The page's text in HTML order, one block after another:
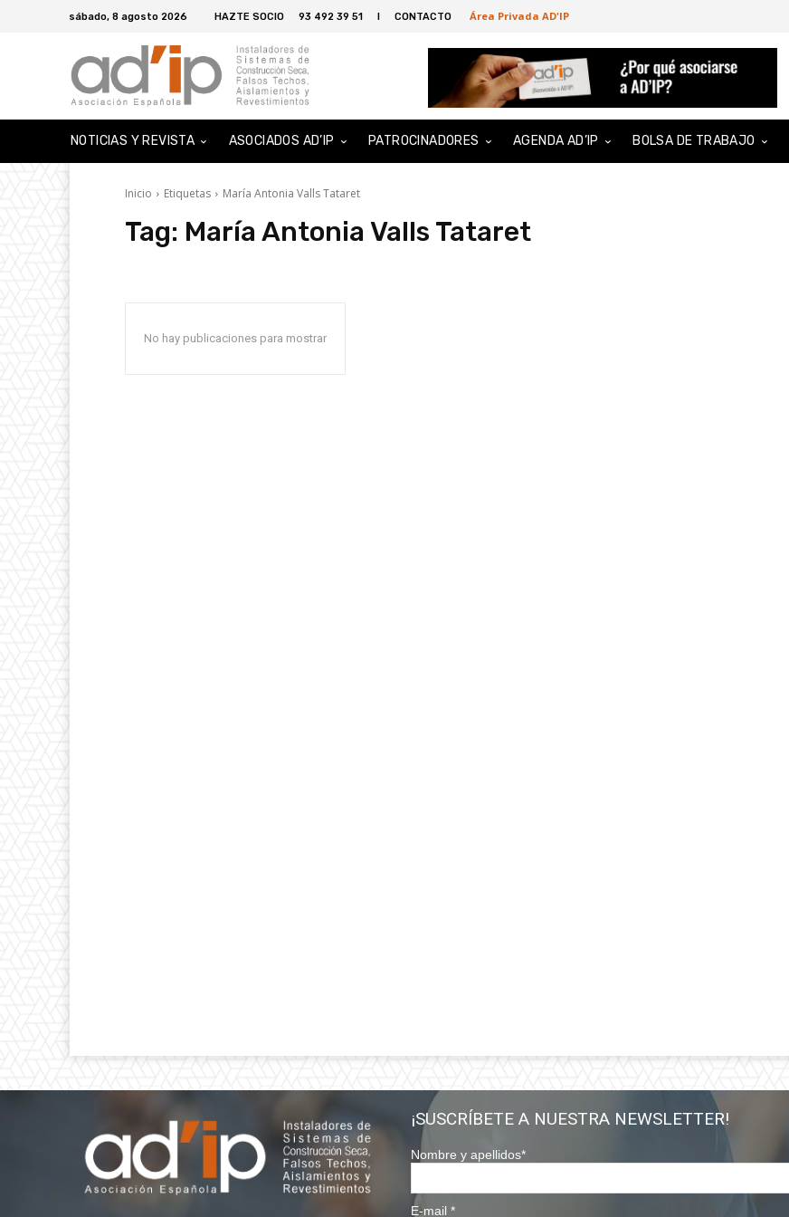
sábado, 8 agosto 2026 HAZTE SOCIO 93 492 39 51 I CONTACTO Área Privada AD'IP
NOTICIAS Y REVISTA ASOCIADOS AD’IP PATROCINADORES AGENDA AD’IP BOLSA DE TRABAJO
Inicio Etiquetas María Antonia Valls Tataret
Tag: María Antonia Valls Tataret
No hay publicaciones para mostrar
¡SUSCRÍBETE A NUESTRA NEWSLETTER!
Nombre y apellidos*
E-mail*